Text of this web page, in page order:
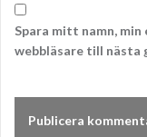
Spara mitt namn,
webbläsare till nästa